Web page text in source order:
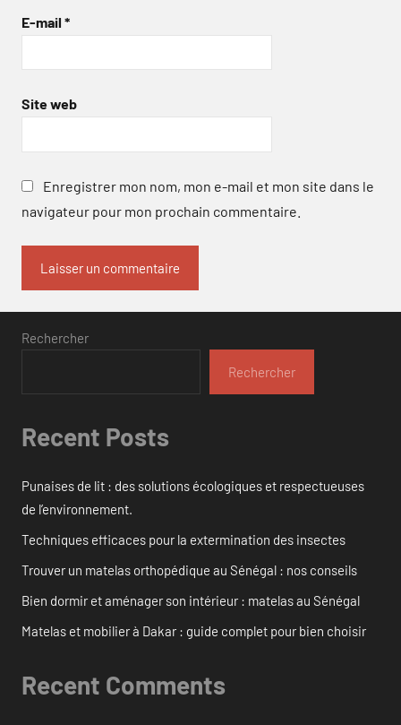
E-mail *
Site web
Enregistrer mon nom, mon e-mail et mon site dans le
navigateur pour mon prochain commentaire.
Rechercher
Rechercher
Recent Posts
Punaises de lit : des solutions écologiques et respectueuses
de l’environnement.
Techniques efficaces pour la extermination des insectes
Trouver un matelas orthopédique au Sénégal : nos conseils
Bien dormir et aménager son intérieur : matelas au Sénégal
Matelas et mobilier à Dakar : guide complet pour bien choisir
Recent Comments